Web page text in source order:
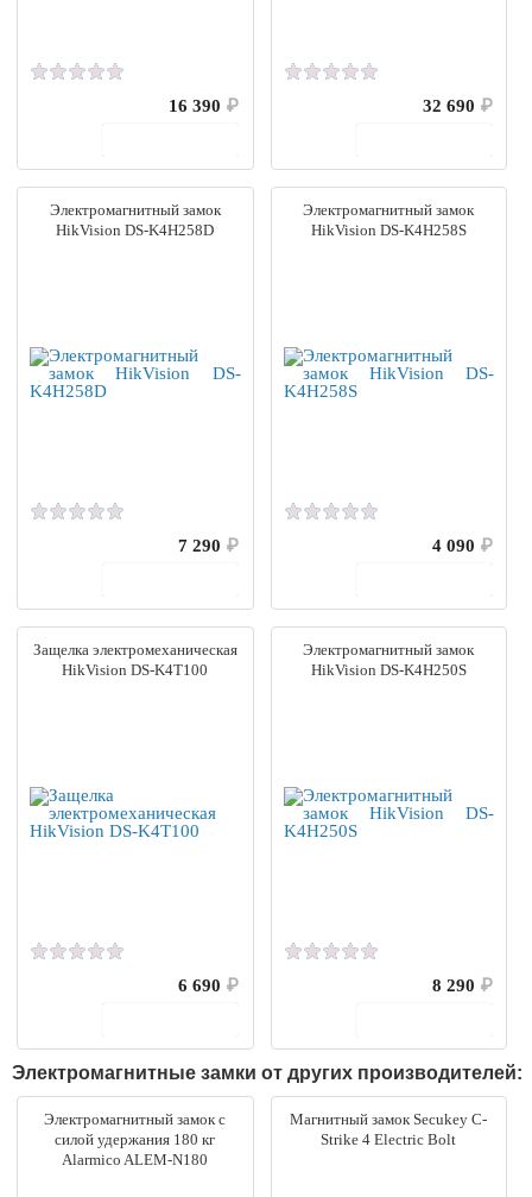
16 390 ₽
32 690 ₽
Электромагнитный замок
HikVision DS-K4H258D
7 290 ₽
Электромагнитный замок
HikVision DS-K4H258S
4 090 ₽
Защелка электромеханическая
HikVision DS-K4T100
6 690 ₽
Электромагнитный замок
HikVision DS-K4H250S
8 290 ₽
Электромагнитные замки от других производителей:
Электромагнитный замок c
силой удержания 180 кг
Alarmico ALEM-N180
Магнитный замок Secukey C-
Strike 4 Electric Bolt